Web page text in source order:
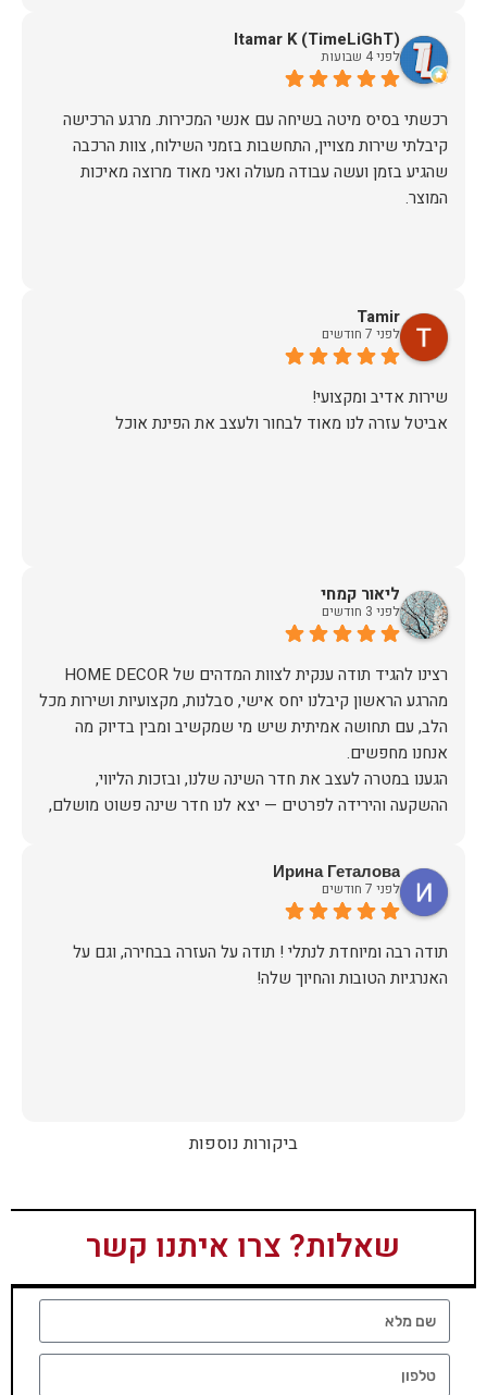
Itamar K (TimeLiGhT)
לפני 4 שבועות
רכשתי בסיס מיטה בשיחה עם אנשי המכירות. מרגע הרכישה
קיבלתי שירות מצויין, התחשבות בזמני השילוח, צוות הרכבה
שהגיע בזמן ועשה עבודה מעולה ואני מאוד מרוצה מאיכות
המוצר.
Tamir
לפני 7 חודשים
אביטל עזרה לנו מאוד לבחור ולעצב את הפינת אוכל
ליאור קמחי
לפני 3 חודשים
מהרגע הראשון קיבלנו יחס אישי, סבלנות, מקצועיות ושירות מכל
הלב, עם תחושה אמיתית שיש מי שמקשיב ומבין בדיוק מה
הגענו במטרה לעצב את חדר השינה שלנו, ובזכות הליווי,
ההשקעה והירידה לפרטים — יצא לנו חדר שינה פשוט מושלם,
אין ספק שעשינו את הבחירה הנכונה. ממליצים מכל הלב לכל מי
Ирина Геталова
לפני 7 חודשים
​תודה רבה ומיוחדת לנתלי ! תודה על העזרה בבחירה, וגם על
האנרגיות הטובות והחיוך שלה!
ביקורות נוספות
שאלות? צרו איתנו קשר